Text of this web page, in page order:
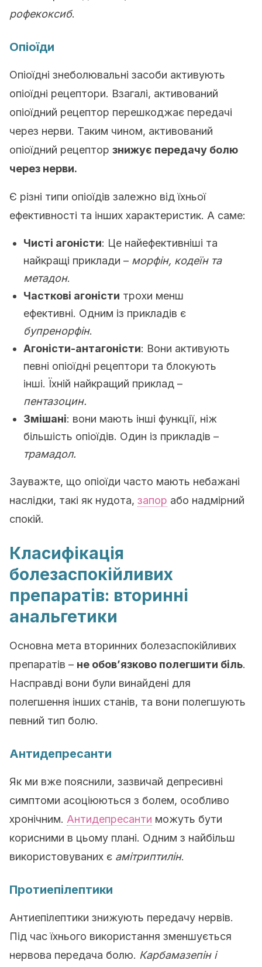
рофекоксиб.
Опіоїди
Опіоїдні знеболювальні засоби активують
опіоїдні рецептори. Взагалі, активований
опіоїдний рецептор перешкоджає передачі
через нерви. Таким чином, активований
опіоїдний рецептор знижує передачу болю
через нерви.
Є різні типи опіоїдів залежно від їхньої
ефективності та інших характеристик. А саме:
Чисті агоністи: Це найефективніші та
найкращі приклади – морфін, кодеїн та
метадон.
Часткові агоністи трохи менш
ефективні. Одним із прикладів є
бупренорфін.
Агоністи-антагоністи: Вони активують
певні опіоїдні рецептори та блокують
інші. Їхній найкращий приклад –
пентазоцин.
Змішані: вони мають інші функції, ніж
більшість опіоїдів. Один із прикладів –
трамадол.
Зауважте, що опіоїди часто мають небажані
наслідки, такі як нудота, запор або надмірний
спокій.
Класифікація
болезаспокійливих
препаратів: вторинні
анальгетики
Основна мета вторинних болезаспокійливих
препаратів – не обов’язково полегшити біль.
Насправді вони були винайдені для
полегшення інших станів, та вони полегшують
певний тип болю.
Антидепресанти
Як ми вже пояснили, зазвичай депресивні
симптоми асоціюються з болем, особливо
хронічним. Антидепресанти можуть бути
корисними в цьому плані. Одним з найбільш
використовуваних є амітриптилін.
Протиепілептики
Антиепілептики знижують передачу нервів.
Під час їхнього використання зменшується
нервова передача болю. Карбамазепін і